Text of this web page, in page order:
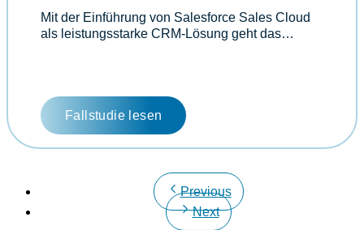
Mit der Einführung von Salesforce Sales Cloud
als leistungsstarke CRM-Lösung geht das…
Fallstudie lesen
Previous
Next